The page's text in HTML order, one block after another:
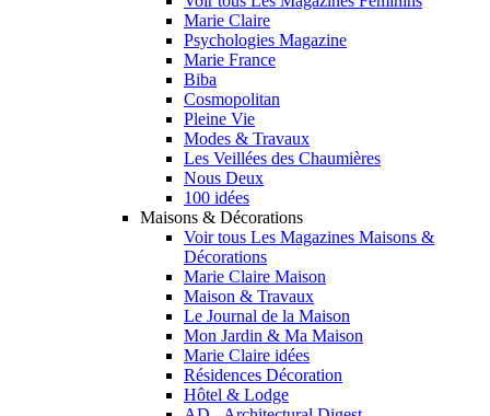
Marie Claire
Psychologies Magazine
Marie France
Biba
Cosmopolitan
Pleine Vie
Modes & Travaux
Les Veillées des Chaumières
Nous Deux
100 idées
Maisons & Décorations
Voir tous Les Magazines Maisons &
Décorations
Marie Claire Maison
Maison & Travaux
Le Journal de la Maison
Mon Jardin & Ma Maison
Marie Claire idées
Résidences Décoration
Hôtel & Lodge